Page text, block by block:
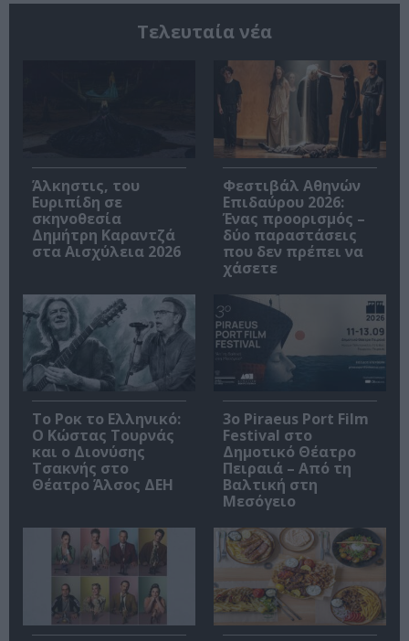
Τελευταία νέα
Άλκηστις, του
Ευριπίδη σε
σκηνοθεσία
Δημήτρη Καραντζά
στα Αισχύλεια 2026
Φεστιβάλ Αθηνών
Επιδαύρου 2026:
Ένας προορισμός –
δύο παραστάσεις
που δεν πρέπει να
χάσετε
Το Ροκ το Ελληνικό:
Ο Κώστας Τουρνάς
και ο Διονύσης
Τσακνής στο
Θέατρο Άλσος ΔΕΗ
3o Piraeus Port Film
Festival στο
Δημοτικό Θέατρο
Πειραιά – Από τη
Βαλτική στη
Μεσόγειο